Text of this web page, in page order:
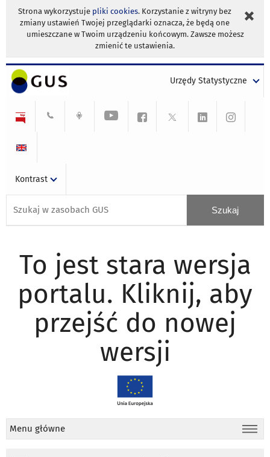
Strona wykorzystuje pliki cookies. Korzystanie z witryny bez
zmiany ustawień Twojej przeglądarki oznacza, że będą one
umieszczane w Twoim urządzeniu końcowym. Zawsze możesz
zmienić te ustawienia.
Urzędy Statystyczne
Kontrast
To jest stara wersja
portalu. Kliknij, aby
przejść do nowej
wersji
Menu główne